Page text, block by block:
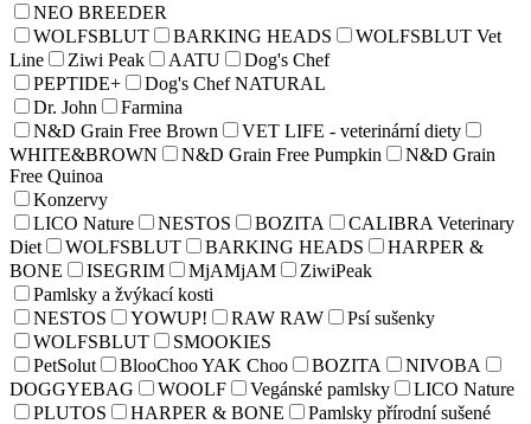
NEO BREEDER
WOLFSBLUT
BARKING HEADS
WOLFSBLUT Vet
Line
Ziwi Peak AATU
Dog's Chef
PEPTIDE+
Dog's Chef NATURAL
Dr. John
Farmina
N&D Grain Free Brown
VET LIFE - veterinární diety
WHITE&BROWN
N&D Grain Free Pumpkin
N&D Grain
Free Quinoa
Konzervy
LICO Nature
NESTOS BOZITA
CALIBRA Veterinary
Diet
WOLFSBLUT BARKING HEADS
HARPER &
BONE
ISEGRIM MjAMjAM
ZiwiPeak
Pamlsky a žvýkací kosti
NESTOS
YOWUP! RAW RAW
Psí sušenky
WOLFSBLUT
SMOOKIES
PetSolut
BlooChoo YAK Choo BOZITA
NIVOBA
DOGGYEBAG
WOOLF Vegánské pamlsky
LICO Nature
PLUTOS
HARPER & BONE
Pamlsky přírodní sušené